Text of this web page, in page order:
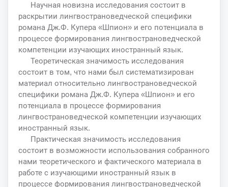
Научная новизна исследования состоит в
раскрытии лингвострановедческой специфики
романа Дж.Ф. Купера «Шпион» и его потенциала в
процессе формирования лингвострановедческой
компетенции изучающих иностранный язык.
Теоретическая значимость исследования
состоит в том, что нами был систематизирован
материал относительно лингвострановедческой
специфики романа Дж.Ф. Купера «Шпион» и его
потенциала в процессе формирования
лингвострановедческой компетенции изучающих
иностранный язык.
Практическая значимость исследования
состоит в возможности использования собранного
нами теоретического и фактического материала в
работе с изучающими иностранный язык в
процессе формирования лингвострановедческой